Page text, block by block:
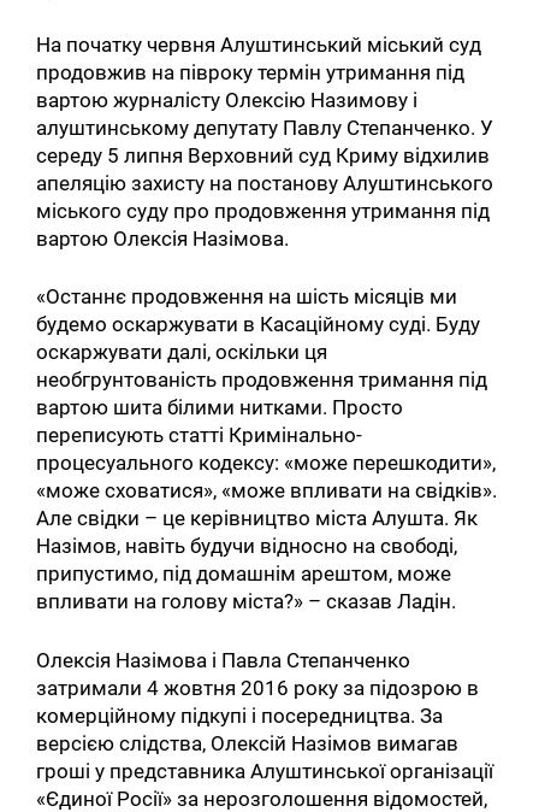
На початку червня Алуштинський міський суд
продовжив на півроку термін утримання під
вартою журналісту Олексію Назимову і
алуштинському депутату Павлу Степанченко. У
середу 5 липня Верховний суд Криму відхилив
апеляцію захисту на постанову Алуштинського
міського суду про продовження утримання під
вартою Олексія Назімова.
«Останнє продовження на шість місяців ми
будемо оскаржувати в Касаційному суді. Буду
оскаржувати далі, оскільки ця
необгрунтованість продовження тримання під
вартою шита білими нитками. Просто
переписують статті Кримінально-
процесуального кодексу: «може перешкодити»,
«може сховатися», «може впливати на свідків».
Але свідки – це керівництво міста Алушта. Як
Назімов, навіть будучи відносно на свободі,
припустимо, під домашнім арештом, може
впливати на голову міста?» – сказав Ладін.
Олексія Назімова і Павла Степанченко
затримали 4 жовтня 2016 року за підозрою в
комерційному підкупі і посередництва. За
версією слідства, Олексій Назімов вимагав
гроші у представника Алуштинської організації
«Єдиної Росії» за нерозголошення відомостей,